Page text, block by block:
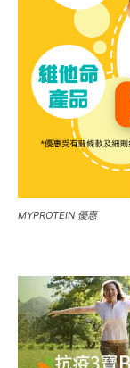
MYPROTEIN 優惠